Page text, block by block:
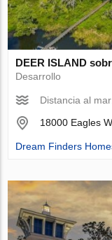
DEER ISLAND
Desarrollo
Distancia al
18000 Eagles
Dream Finders